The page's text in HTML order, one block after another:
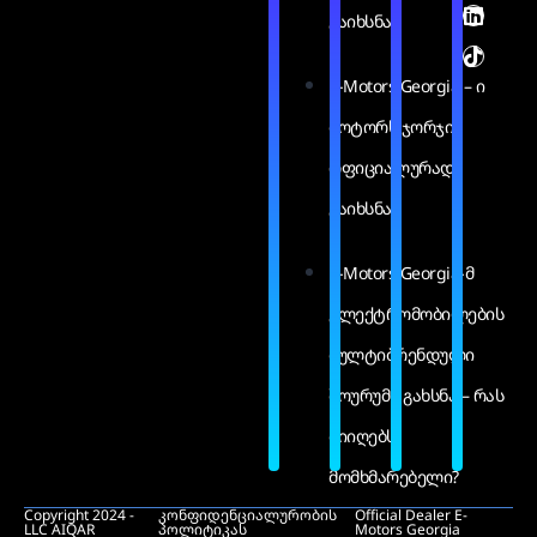
გაიხსნა
E-Motors Georgia – ი
მოტორს ჯორჯია
ოფიციალურად
გაიხსნა
E-Motors Georgia-მ
ელექტრომობილების
მულტიბრენდული
შოურუმი გახსნა – რას
მიიღებს
მომხმარებელი?
Copyright 2024 -
LLC AIQAR
კონფიდენციალურობის
პოლიტიკას
Official Dealer E-
Motors Georgia